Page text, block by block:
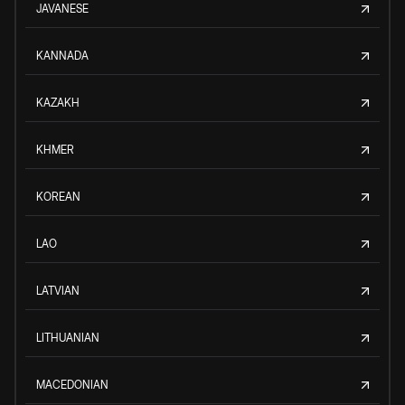
JAVANESE
KANNADA
KAZAKH
KHMER
KOREAN
LAO
LATVIAN
LITHUANIAN
MACEDONIAN